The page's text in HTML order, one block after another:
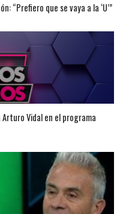
“Prefiero que se vaya a la ‘U’”
Vidal en el programa